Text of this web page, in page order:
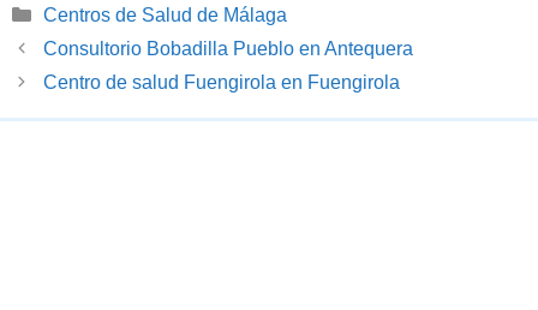
Categorías
Centros de Salud de Málaga
Consultorio Bobadilla Pueblo en Antequera
Centro de salud Fuengirola en Fuengirola